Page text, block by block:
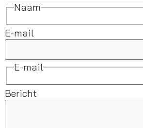
Naam
E-mail
E-mail
Bericht